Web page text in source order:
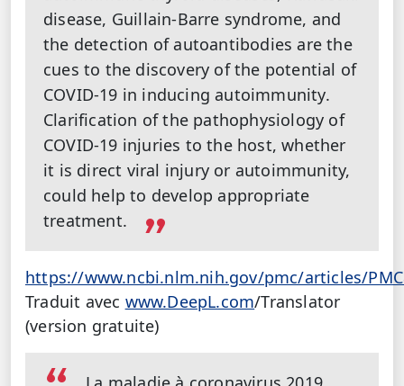
disease, Guillain‐Barre syndrome, and
the detection of autoantibodies are the
cues to the discovery of the potential of
COVID‐19 in inducing autoimmunity.
Clarification of the pathophysiology of
COVID‐19 injuries to the host, whether
it is direct viral injury or autoimmunity,
could help to develop appropriate
treatment.
https://www.ncbi.nlm.nih.gov/pmc/articles/
Traduit avec www.DeepL.com/Translator
(version gratuite)